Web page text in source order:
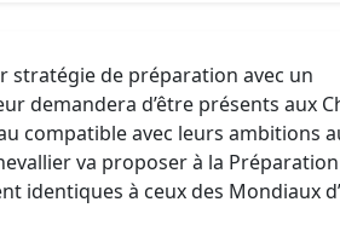
stratégie de préparation avec un
demandera d’être présents aux
compatible avec leurs ambitions
va proposer à la
identiques à ceux des Mondiaux